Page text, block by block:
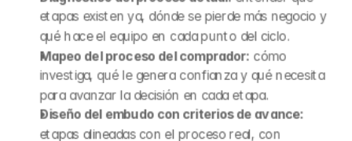
etapas existen ya, dónde se pierde más negocio y
qué hace el equipo en cada punto del ciclo.
Mapeo del proceso del comprador: cómo
investiga, qué le genera confianza y qué necesita
para avanzar la decisión en cada etapa.
Diseño del embudo con criterios de avance:
etapas alineadas con el proceso real, con